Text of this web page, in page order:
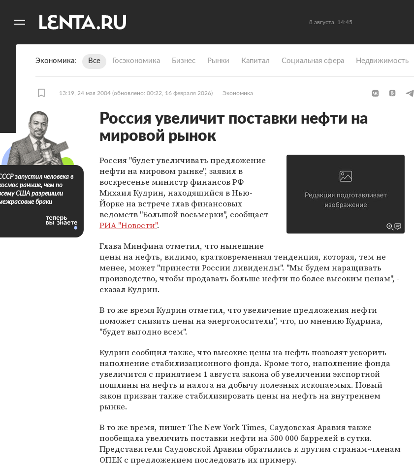
8 августа, 14:45
Экономика Все Госэкономика Бизнес Рынки Капитал Социальная сфера Недвижимость
13:19, 24 мая 2004 (обновлено: 00:22, 16 февраля 2026) Экономика
Россия увеличит поставки нефти на
мировой рынок
Россия "будет увеличивать предложение
нефти на мировом рынке", заявил в
воскресенье министр финансов РФ
Михаил Кудрин, находящийся в Нью-
Йорке на встрече глав финансовых
ведомств "Большой восьмерки", сообщает
РИА "Новости".
Глава Минфина отметил, что нынешние
цены на нефть, видимо, кратковременная тенденция, которая, тем не
менее, может "принести России дивиденды". "Мы будем наращивать
производство, чтобы продавать больше нефти по более высоким ценам", -
сказал Кудрин.
В то же время Кудрин отметил, что увеличение предложения нефти
поможет снизить цены на энергоносители", что, по мнению Кудрина,
"будет выгодно всем".
Кудрин сообщил также, что высокие цены на нефть позволят ускорить
наполнение стабилизационного фонда. Кроме того, наполнение фонда
увеличится с принятием 1 августа закона об увеличении экспортной
пошлины на нефть и налога на добычу полезных ископаемых. Новый
закон призван также стабилизировать цены на нефть на внутреннем
рынке.
В то же время, пишет The New York Times, Саудовская Аравия также
пообещала увеличить поставки нефти на 500 000 баррелей в сутки.
Представители Саудовской Аравии обратились к другим странам-членам
ОПЕК с предложением последовать их примеру.
запустил человека в
раньше, чем по
США разрешили
браки